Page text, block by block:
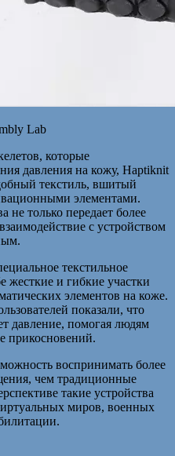
Lab
которые
давления на кожу, Haptiknit
текстиль, вшитый
элементами.
не только передает более
с устройством
текстильное
жесткие и гибкие участки
элементов на коже.
показали, что
давление, помогая людям
прикосновений.
воспринимать более
чем традиционные
такие устройства
миров, военных